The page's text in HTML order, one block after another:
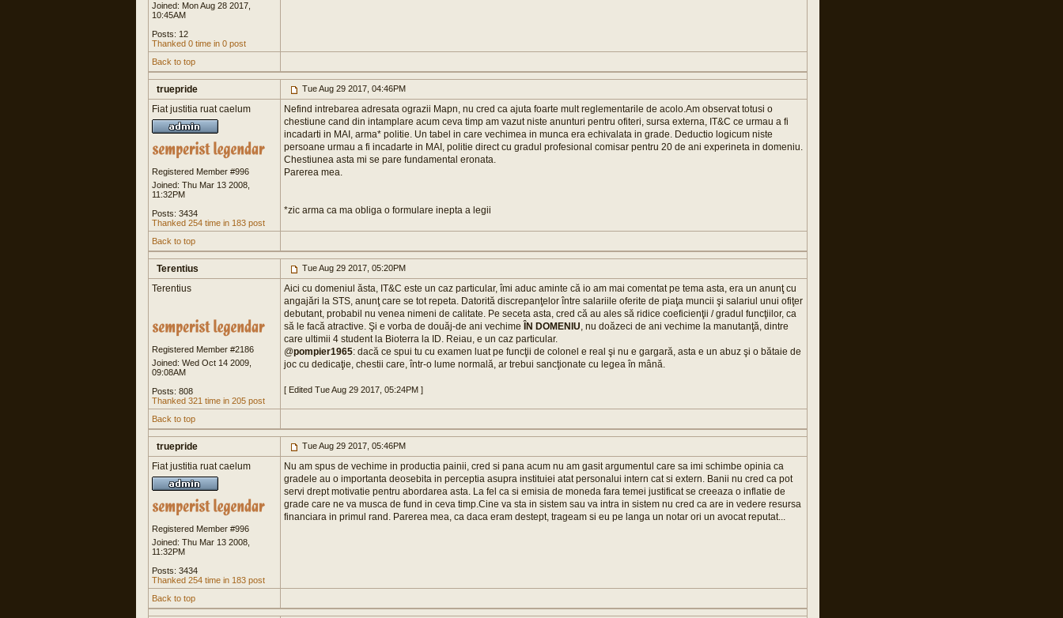
Joined: Mon Aug 28 2017,
10:45AM
Posts: 12
Thanked 0 time in 0 post
Back to top
truepride Tue Aug 29 2017, 04:46PM
Fiat justitia ruat caelum
Registered Member #996
Joined: Thu Mar 13 2008,
11:32PM
Posts: 3434
Thanked 254 time in 183 post
Nefind intrebarea adresata ograzii Mapn, nu cred ca ajuta foarte mult reglementarile de acolo.Am observat totusi o
chestiune cand din intamplare acum ceva timp am vazut niste anunturi pentru ofiteri, sursa externa, IT&C ce urmau a fi
incadarti in MAI, arma* politie. Un tabel in care vechimea in munca era echivalata in grade. Deductio logicum niste
persoane urmau a fi incadarte in MAI, politie direct cu gradul profesional comisar pentru 20 de ani experineta in domeniu.
Chestiunea asta mi se pare fundamental eronata.
Parerea mea.
*zic arma ca ma obliga o formulare inepta a legii
Back to top
Terentius Tue Aug 29 2017, 05:20PM
Terentius
Registered Member #2186
Joined: Wed Oct 14 2009,
09:08AM
Posts: 808
Thanked 321 time in 205 post
Aici cu domeniul ăsta, IT&C este un caz particular, îmi aduc aminte că io am mai comentat pe tema asta, era un anunţ cu
angajări la STS, anunţ care se tot repeta. Datorită discrepanţelor între salariile oferite de piaţa muncii şi salariul unui ofiţer
debutant, probabil nu venea nimeni de calitate. Pe seceta asta, cred că au ales să ridice coeficienţii / gradul funcţiilor, ca
să le facă atractive. Şi e vorba de douăj-de ani vechime
ÎN DOMENIU, nu doăzeci de ani vechime la manutanţă, dintre
care ultimii 4 student la Bioterra la ID. Reiau, e un caz particular.
@pompier1965: dacă ce spui tu cu examen luat pe funcţii de colonel e real şi nu e gargară, asta e un abuz şi o bătaie de
joc cu dedicaţie, chestii care, într-o lume normală, ar trebui sancţionate cu legea în mână.
[ Edited Tue Aug 29 2017, 05:24PM ]
Back to top
truepride Tue Aug 29 2017, 05:46PM
Fiat justitia ruat caelum
Registered Member #996
Joined: Thu Mar 13 2008,
11:32PM
Posts: 3434
Thanked 254 time in 183 post
Nu am spus de vechime in productia painii, cred si pana acum nu am gasit argumentul care sa imi schimbe opinia ca
gradele au o importanta deosebita in perceptia asupra instituiei atat personalui intern cat si extern. Banii nu cred ca pot
servi drept motivatie pentru abordarea asta. La fel ca si emisia de moneda fara temei justificat se creeaza o inflatie de
grade care ne va musca de fund in ceva timp.Cine va sta in sistem sau va intra in sistem nu cred ca are in vedere resursa
financiara in primul rand. Parerea mea, ca daca eram destept, trageam si eu pe langa un notar ori un avocat reputat...
Back to top